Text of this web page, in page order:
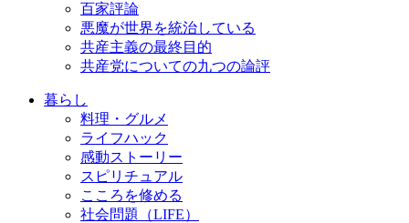
百家評論
悪魔が世界を統治している
共産主義の最終目的
共産党についての九つの論評
暮らし
料理・グルメ
ライフハック
感動ストーリー
スピリチュアル
こころを修める
社会問題（LIFE）